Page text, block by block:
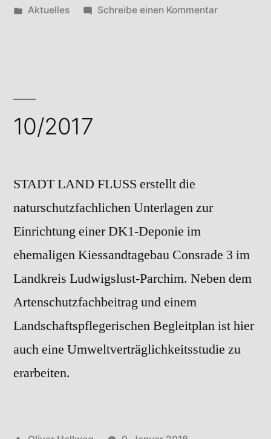
von
Veröffentlicht
Aktuelles Schreibe einen Kommentarzu
10/2017
STADT LAND FLUSS erstellt die
naturschutzfachlichen Unterlagen zur
Einrichtung einer DK1-Deponie im
ehemaligen Kiessandtagebau Consrade 3 im
Landkreis Ludwigslust-Parchim. Neben dem
Artenschutzfachbeitrag und einem
Landschaftspflegerischen Begleitplan ist hier
auch eine Umweltverträglichkeitsstudie zu
erarbeiten.